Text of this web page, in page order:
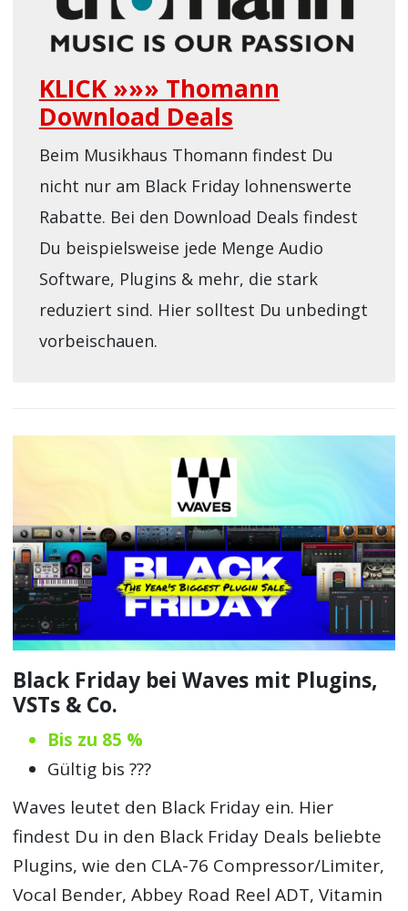
KLICK »»» Thomann
Download Deals
Beim Musikhaus Thomann findest Du
nicht nur am Black Friday lohnenswerte
Rabatte. Bei den Download Deals findest
Du beispielsweise jede Menge Audio
Software, Plugins & mehr, die stark
reduziert sind. Hier solltest Du unbedingt
vorbeischauen.
Black Friday bei Waves mit Plugins,
VSTs & Co.
Bis zu 85 %
Gültig bis ???
Waves leutet den Black Friday ein. Hier
findest Du in den Black Friday Deals beliebte
Plugins, wie den CLA-76 Compressor/Limiter,
Vocal Bender, Abbey Road Reel ADT, Vitamin